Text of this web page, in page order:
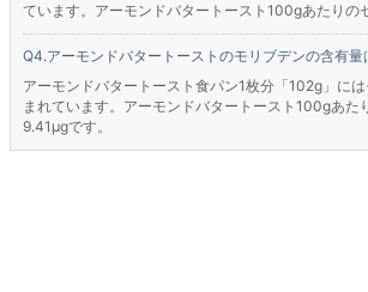
ています。アーモンドバタートースト100gあたりの
アーモンドバタートーストのモリブデンの含有量
アーモンドバタートースト食パン1枚分「102g」に
まれています。アーモンドバタートースト100gあた
9.41μgです。